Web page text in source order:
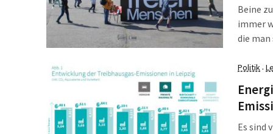
Beine
immer
die
der
Politik·
Es sind